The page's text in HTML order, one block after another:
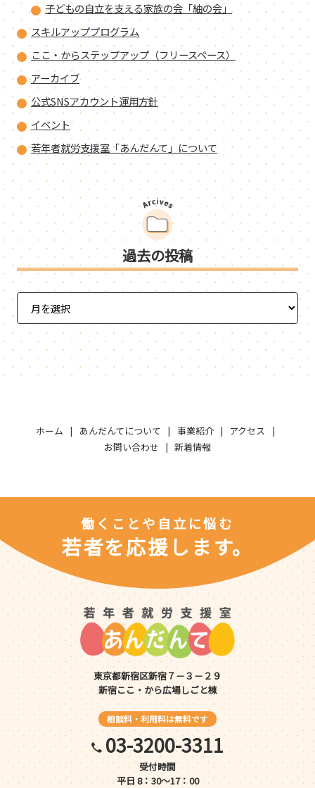
子どもの自立を支える家族の会「紬の会」
スキルアッププログラム
ここ・からステップアップ（フリースペース）
アーカイブ
公式SNSアカウント運用方針
イベント
若年者就労支援室「あんだんて」について
過去の投稿
ホーム あんだんてについて 事業紹介
アクセス
お問い合わせ
新着情報
働くことや自立に悩む
若者を応援します。
東京都新宿区新宿７－３－２９
新宿ここ・から広場しごと棟
相談料・利用料は無料です
03-3200-3311
受付時間
平日 8：30～17：00